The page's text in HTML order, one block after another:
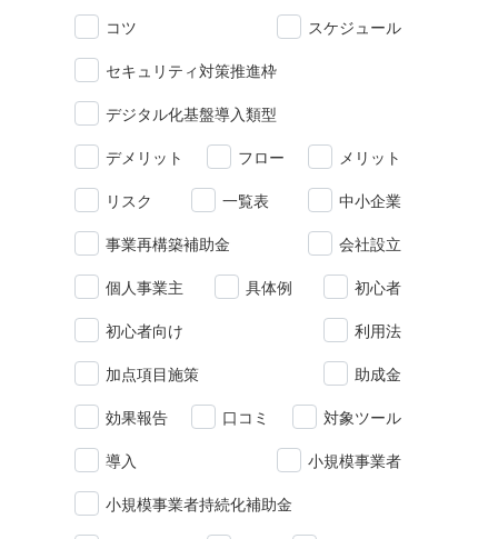
コツ スケジュール
セキュリティ対策推進枠
デジタル化基盤導入類型
デメリット フロー メリット
リスク 一覧表 中小企業
事業再構築補助金 会社設立
個人事業主 具体例 初心者
初心者向け 利用法
加点項目施策 助成金
効果報告 口コミ 対象ツール
導入 小規模事業者
小規模事業者持続化補助金